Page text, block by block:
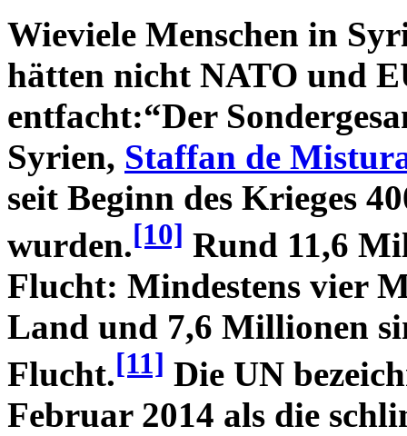
Wieviele Menschen in
hätten nicht NATO und
entfacht:“Der
Syrien, Staffan de
seit Beginn des Krieges
wurden.[10] Rund 11,6
Flucht: Mindestens vier
Land und 7,6 Millionen
Flucht.[11] Die UN
Februar 2014 als die